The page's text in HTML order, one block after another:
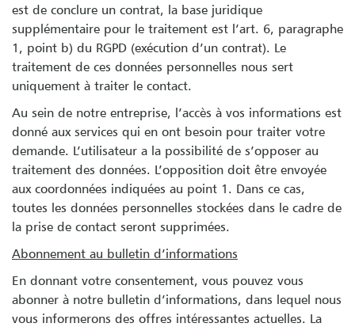
est de conclure un contrat, la base juridique
supplémentaire pour le traitement est l’art. 6, paragraphe
1, point b) du RGPD (exécution d’un contrat). Le
traitement de ces données personnelles nous sert
uniquement à traiter le contact.
Au sein de notre entreprise, l’accès à vos informations est
donné aux services qui en ont besoin pour traiter votre
demande. L’utilisateur a la possibilité de s’opposer au
traitement des données. L’opposition doit être envoyée
aux coordonnées indiquées au point 1. Dans ce cas,
toutes les données personnelles stockées dans le cadre de
la prise de contact seront supprimées.
Abonnement au bulletin d’informations
En donnant votre consentement, vous pouvez vous
abonner à notre bulletin d’informations, dans lequel nous
vous informerons des offres intéressantes actuelles. La